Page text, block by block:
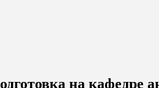
на кафедре